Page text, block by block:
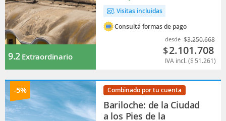
9.2Extraordinario
Visitas incluidas
Consultá formas de pago
desde $3.250.668
$2.101.708
IVA incl. ($ 51.261)
-5% Combinado por tu cuenta
Bariloche: de la Ciudad
a los Pies de la